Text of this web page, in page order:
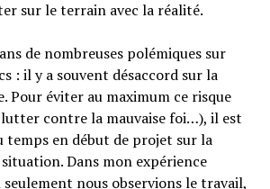
sur le terrain avec la réalité.
de nombreuses polémiques sur
: il y a souvent désaccord sur la
Pour éviter au maximum ce risque
contre la mauvaise foi…), il est
temps en début de projet sur la
Dans mon expérience
nous observions le travail,